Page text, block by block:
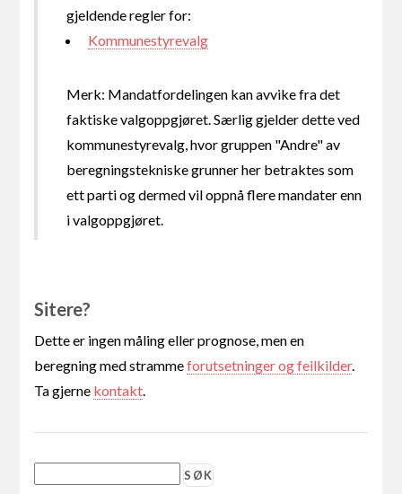
gjeldende regler for:
Kommunestyrevalg
Merk: Mandatfordelingen kan avvike fra det
faktiske valgoppgjøret. Særlig gjelder dette ved
kommunestyrevalg, hvor gruppen "Andre" av
beregningstekniske grunner her betraktes som
ett parti og dermed vil oppnå flere mandater enn
i valgoppgjøret.
Sitere?
Dette er ingen måling eller prognose, men en
beregning med strammeforutsetninger og feilkilder.
Ta gjerne kontakt.